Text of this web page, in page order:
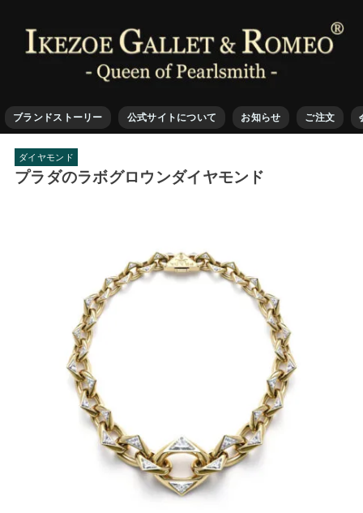
ブランドストーリー 公式サイトについて お知らせ ご注文
ダイヤモンド
プラダのラボグロウンダイヤモンド